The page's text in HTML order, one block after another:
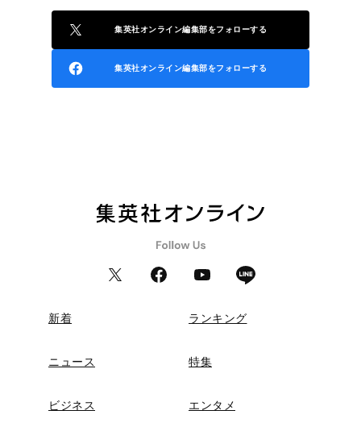
集英社オンライン編集部をフォローする
集英社オンライン編集部をフォローする
新着 ランキング
ニュース 特集
ビジネス エンタメ